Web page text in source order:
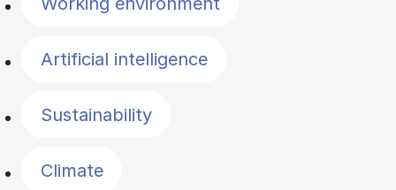
Artificial intelligence
Sustainability
Climate